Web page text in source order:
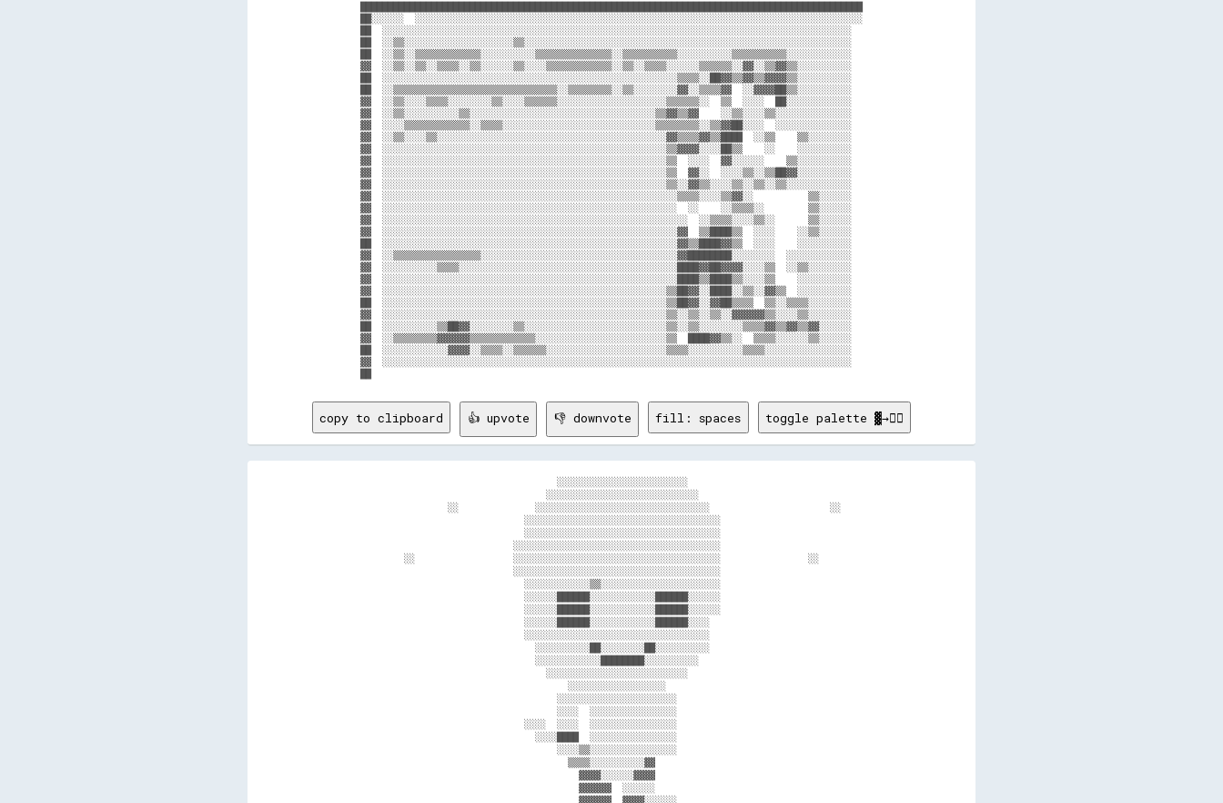
██░░░░░░  ░░░░░░░░░░░░░░░░░░░░░░░░░░░░░░░░░░░░░░░░░░░░░░░░░░░░░░░░░░░░░░░░░░░░░░░░░░░░░░░░░░
██  ░░░░░░░░░░░░░░░░░░░░░░░░░░░░░░░░░░░░░░░░░░░░░░░░░░░░░░░░░░░░░░░░░░░░░░░░░░░░░░░░░░░░░░
██  ░░▒▒░░░░░░░░░░░░░░░░░░░░▒▒░░░░░░░░░░░░░░░░░░░░░░░░░░░░░░░░░░░░░░░░░░░░░░░░░░░░░░░░░░░░
██  ░░▒▒░░▒▒▒▒▒▒▒▒▒▒▒▒░░░░░░░░░░▒▒▒▒▒▒▒▒▒▒▒▒▒▒░░▒▒▒▒▒▒▒▒▒▒░░░░░░░░░░▒▒▒▒▒▒▒▒▒▒░░░░░░░░░░░░
▓▓  ░░▒▒░░▒▒░░▒▒▒▒░░▒▒░░░░░░▒▒░░░░▒▒▒▒▒▒▒▒▒▒▒▒░░▒▒░░▒▒▒▒░░░░░░▒▒▒▒▒▒░░▓▓░░▒▒▓▓▒▒░░░░░░░░░░
██  ░░░░░░░░░░░░░░░░░░░░░░░░░░░░░░░░░░░░░░░░░░░░░░░░░░░░░░▒▒▒▒░░██▓▓▒▒▓▓▒▒▓▓▓▓▒▒░░░░░░░░░░
██  ░░▒▒▒▒▒▒▒▒▒▒▒▒▒▒▒▒▒▒▒▒▒▒▒▒▒▒▒▒▒▒░░▒▒▒▒▒▒▒▒░░▒▒░░░░░░░░▓▓░░▒▒▒▒▓▓  ░░▓▓▓▓██▒▒░░░░░░░░░░
▓▓  ░░▒▒░░░░▒▒▒▒░░░░░░░░▒▒░░░░▒▒▒▒▒▒░░░░░░░░░░░░░░░░░░░░▒▒▒▒▒▒░░  ▒▒  ░░░░  ██░░░░░░░░░░░░
▓▓  ░░▒▒░░░░░░░░░░▒▒░░░░░░░░░░░░░░░░░░░░░░░░░░░░░░░░░░▒▒▓▓▒▒▓▓    ░░▒▒░░░░▒▒░░░░░░░░░░░░░░
▓▓  ░░░░▒▒▒▒▒▒▒▒▒▒▒▒░░▒▒▒▒░░░░░░░░░░░░░░░░░░░░░░░░░░░░▒▒▒▒▒▒▒▒░░▒▒▓▓██░░░░  ░░░░░░░░░░░░░░
▓▓  ░░▒▒░░░░▒▒░░░░░░░░░░░░░░░░░░░░░░░░░░░░░░░░░░░░░░░░░░▓▓▒▒▒▒▓▓▒▒████  ░░▒▒    ▒▒░░░░░░░░
▓▓  ░░░░░░░░░░░░░░░░░░░░░░░░░░░░░░░░░░░░░░░░░░░░░░░░░░░░▒▒▓▓▓▓░░░░██▒▒    ░░    ░░░░░░░░░░
▓▓  ░░░░░░░░░░░░░░░░░░░░░░░░░░░░░░░░░░░░░░░░░░░░░░░░░░░░▒▒  ░░░░  ▓▓░░░░░░    ▒▒░░░░░░░░░░
▓▓  ░░░░░░░░░░░░░░░░░░░░░░░░░░░░░░░░░░░░░░░░░░░░░░░░░░░░▒▒  ▓▓░░  ░░░░▒▒░░▒▒██▓▓░░░░░░░░░░
▓▓  ░░░░░░░░░░░░░░░░░░░░░░░░░░░░░░░░░░░░░░░░░░░░░░░░░░░░▒▒░░▓▓▒▒░░░░▒▒░░▒▒░░▒▒░░░░░░░░░░░░
▓▓  ░░░░░░░░░░░░░░░░░░░░░░░░░░░░░░░░░░░░░░░░░░░░░░░░░░░░░░▒▒▒▒░░░░▒▒▓▓░░          ▒▒░░░░░░
▓▓  ░░░░░░░░░░░░░░░░░░░░░░░░░░░░░░░░░░░░░░░░░░░░░░░░░░░░░░  ░░    ░░▒▒▒▒░░        ▒▒░░░░░░
▓▓  ░░░░░░░░░░░░░░░░░░░░░░░░░░░░░░░░░░░░░░░░░░░░░░░░░░░░░░░░  ░░▒▒▒▒░░░░▒▒░░      ▒▒░░░░░░
▓▓  ░░░░░░░░░░░░░░░░░░░░░░░░░░░░░░░░░░░░░░░░░░░░░░░░░░░░░░▓▓  ▒▒████▒▒  ░░░░    ░░▒▒░░░░░░
██  ░░░░░░░░░░░░░░░░░░░░░░░░░░░░░░░░░░░░░░░░░░░░░░░░░░░░░░▓▓▒▒████▓▓▒▒  ░░░░    ░░░░░░░░░░
▓▓  ░░▒▒▒▒▒▒▒▒▒▒▒▒▒▒▒▒░░░░░░░░░░░░░░░░░░░░░░░░░░░░░░░░░░░░▓▓████████░░░░░░░░  ░░░░░░░░░░░░
▓▓  ░░░░░░░░░░▒▒▒▒░░░░░░░░░░░░░░░░░░░░░░░░░░░░░░░░░░░░░░░░████▓▓██▓▓▓▓░░░░▒▒  ░░▒▒░░░░░░░░
▓▓  ░░░░░░░░░░░░░░░░░░░░░░░░░░░░░░░░░░░░░░░░░░░░░░░░░░░░░░████▒▒████▒▒░░░░▒▒    ░░░░░░░░░░
▓▓  ░░░░░░░░░░░░░░░░░░░░░░░░░░░░░░░░░░░░░░░░░░░░░░░░░░░░▒▒██▓▓░░████░░▒▒░░▓▓▒▒  ░░░░░░░░░░
██  ░░░░░░░░░░░░░░░░░░░░░░░░░░░░░░░░░░░░░░░░░░░░░░░░░░░░▒▒██▓▓░░▓▓██▒▒▒▒  ▒▒░░▒▒▒▒░░░░░░░░
▓▓  ░░░░░░░░░░░░░░░░░░░░░░░░░░░░░░░░░░░░░░░░░░░░░░░░░░░░▒▒░░▒▒░░▒▒░░▓▓▓▓▓▓▒▒░░░░▒▒░░░░░░░░
██  ░░░░░░░░░░▒▒██▓▓░░░░░░░░▒▒░░░░░░░░░░░░░░░░░░░░░░░░░░▒▒░░▒▒░░░░░░░░▒▒▒▒▓▓▒▒▓▓▒▒▓▓░░░░░░
▓▓  ░░▒▒▒▒▒▒▒▒▓▓▓▓▓▓▒▒▒▒▒▒▒▒▒▒▒▒░░░░░░░░░░░░░░░░░░░░░░░░▒▒  ████▓▓▒▒░░  ▒▒▒▒░░░░░░▒▒░░░░░░
██  ░░░░░░░░░░░░▓▓▓▓░░▒▒▒▒░░▒▒▒▒▒▒░░░░░░░░░░░░░░░░░░░░░░▒▒▒▒░░░░░░░░░░▒▒▒▒░░░░░░░░░░░░░░░░
▓▓  ░░░░░░░░░░░░░░░░░░░░░░░░░░░░░░░░░░░░░░░░░░░░░░░░░░░░░░░░░░░░░░░░░░░░░░░░░░░░░░░░░░░░░░
copy to clipboard 👍 upvote 👎 downvote fill: spaces toggle palette ▓→✊🏽
                                  ░░░░░░░░░░░░░░░░░░░░░░░░
                                ░░░░░░░░░░░░░░░░░░░░░░░░░░░░
              ░░              ░░░░░░░░░░░░░░░░░░░░░░░░░░░░░░░░                      ░░
                            ░░░░░░░░░░░░░░░░░░░░░░░░░░░░░░░░░░░░
                            ░░░░░░░░░░░░░░░░░░░░░░░░░░░░░░░░░░░░
                          ░░░░░░░░░░░░░░░░░░░░░░░░░░░░░░░░░░░░░░
      ░░                  ░░░░░░░░░░░░░░░░░░░░░░░░░░░░░░░░░░░░░░                ░░
                          ░░░░░░░░░░░░░░░░░░░░░░░░░░░░░░░░░░░░░░
                            ░░░░░░░░░░░░▒▒░░░░░░░░░░░░░░░░░░░░░░
                            ░░░░░░██████░░░░░░░░░░░░██████░░░░░░
                            ░░░░░░██████░░░░░░░░░░░░██████░░░░░░
                            ░░░░░░██████░░░░░░░░░░░░██████░░░░
                            ░░░░░░░░░░░░░░░░░░░░░░░░░░░░░░░░░░
                              ░░░░░░░░░░██░░░░░░░░██░░░░░░░░░░
                              ░░░░░░░░░░░░████████░░░░░░░░░░
                                ░░░░░░░░░░░░░░░░░░░░░░░░░░
                                    ░░░░░░░░░░░░░░░░░░
                                  ░░░░░░░░░░░░░░░░░░░░░░
                                  ░░░░  ░░░░░░░░░░░░░░░░
                            ░░░░  ░░░░  ░░░░░░░░░░░░░░░░
                              ░░░░████  ░░░░░░░░░░░░░░░░
                                  ░░░░▒▒░░░░░░░░░░░░░░░░
                                    ▒▒▒▒░░░░░░░░░░▓▓
                                      ▓▓▓▓░░░░░░▓▓▓▓
                                      ▓▓▓▓▓▓  ░░░░░░
                                      ▓▓▓▓▓▓  ▓▓▓▓░░░░░░